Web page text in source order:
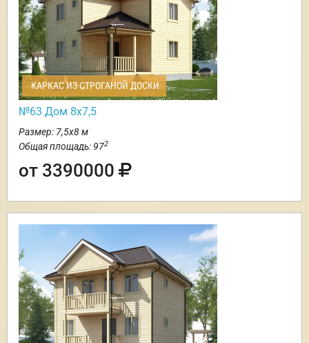
КАРКАС ИЗ СТРОГАНОЙ ДОСКИ
№63 Дом 8х7,5
Размер: 7,5х8 м
Общая площадь: 972
от 3390000